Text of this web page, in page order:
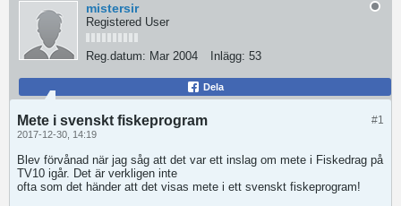
mistersir
Registered User
Reg.datum: Mar 2004 Inlägg: 53
Dela
#1
Mete i svenskt fiskeprogram
2017-12-30, 14:19
Blev förvånad när jag såg att det var ett inslag om mete i Fiskedrag på
TV10 igår. Det är verkligen inte
ofta som det händer att det visas mete i ett svenskt fiskeprogram!